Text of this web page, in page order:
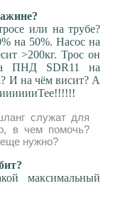
или на трубе?
на 50%. Насос на
>200кг. Трос он
ПНД SDR11 на
И на чём висит? А
служат для
в чем помочь?
еще нужно?
максимальный